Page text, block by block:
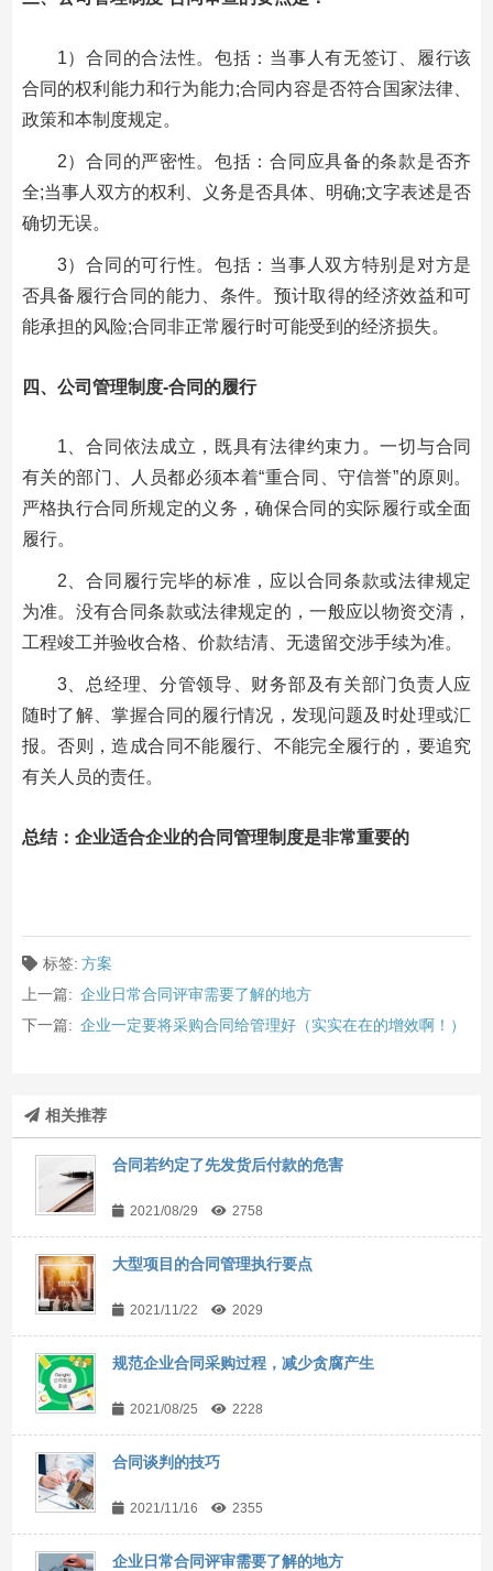
1）合同的合法性。包括：当事人有无签订、履行该
合同的权利能力和行为能力;合同内容是否符合国家法律、
政策和本制度规定。
2）合同的严密性。包括：合同应具备的条款是否齐
全;当事人双方的权利、义务是否具体、明确;文字表述是否
确切无误。
3）合同的可行性。包括：当事人双方特别是对方是
否具备履行合同的能力、条件。预计取得的经济效益和可
能承担的风险;合同非正常履行时可能受到的经济损失。
四、公司管理制度-合同的履行
1、合同依法成立，既具有法律约束力。一切与合同
有关的部门、人员都必须本着“重合同、守信誉”的原则。
严格执行合同所规定的义务，确保合同的实际履行或全面
履行。
2、合同履行完毕的标准，应以合同条款或法律规定
为准。没有合同条款或法律规定的，一般应以物资交清，
工程竣工并验收合格、价款结清、无遗留交涉手续为准。
3、总经理、分管领导、财务部及有关部门负责人应
随时了解、掌握合同的履行情况，发现问题及时处理或汇
报。否则，造成合同不能履行、不能完全履行的，要追究
有关人员的责任。
总结：企业适合企业的合同管理制度是非常重要的
标签: 方案
上一篇: 企业日常合同评审需要了解的地方
下一篇: 企业一定要将采购合同给管理好（实实在在的增效啊！）
相关推荐
合同若约定了先发货后付款的危害
2021/08/29 2758
大型项目的合同管理执行要点
2021/11/22 2029
规范企业合同采购过程，减少贪腐产生
2021/08/25 2228
合同谈判的技巧
2021/11/16 2355
企业日常合同评审需要了解的地方